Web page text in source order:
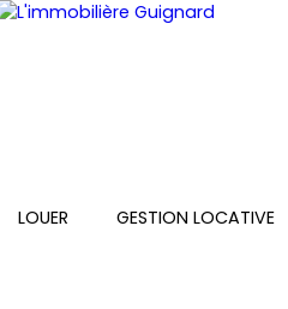
LOUER GESTION LOCATIVE